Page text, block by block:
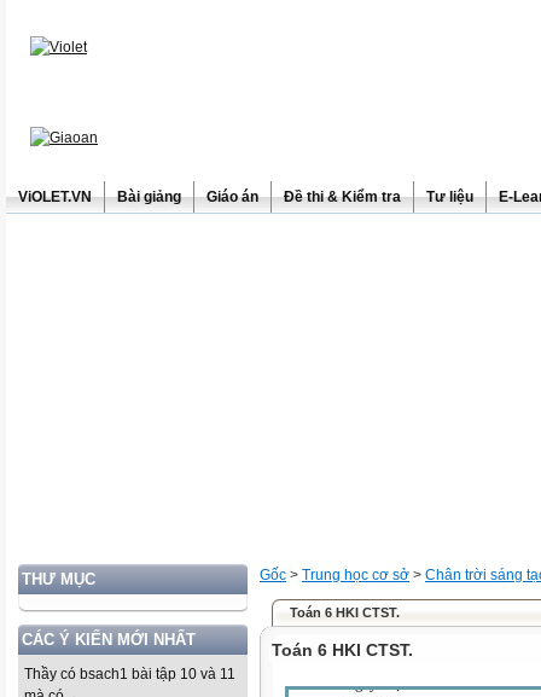
ViOLET.VN Bài giảng Giáo án Đề thi & Kiểm tra Tư liệu E-
THƯ MỤC
CÁC Ý KIẾN MỚI NHẤT
Thầy có bsach1 bài tập 10 và 11
Gốc > Trung học cơ sở > Chân trời sáng
Toán 6 HKI CTST.
Toán 6 HKI CTST.